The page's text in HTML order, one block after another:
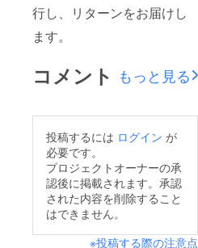
行し、リターンをお届けし
ます。
コメント もっと見る
投稿するには ログイン が
必要です。
プロジェクトオーナーの承
認後に掲載されます。承認
された内容を削除すること
はできません。
※投稿する際の注意点